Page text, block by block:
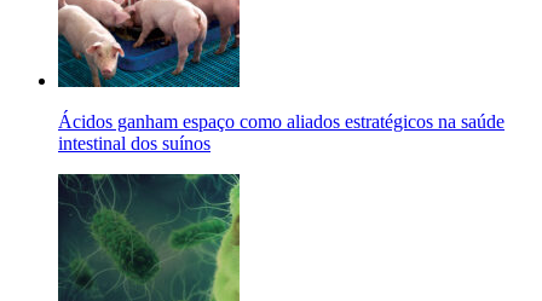
Ácidos ganham espaço como aliados estratégicos na saúde
intestinal dos suínos